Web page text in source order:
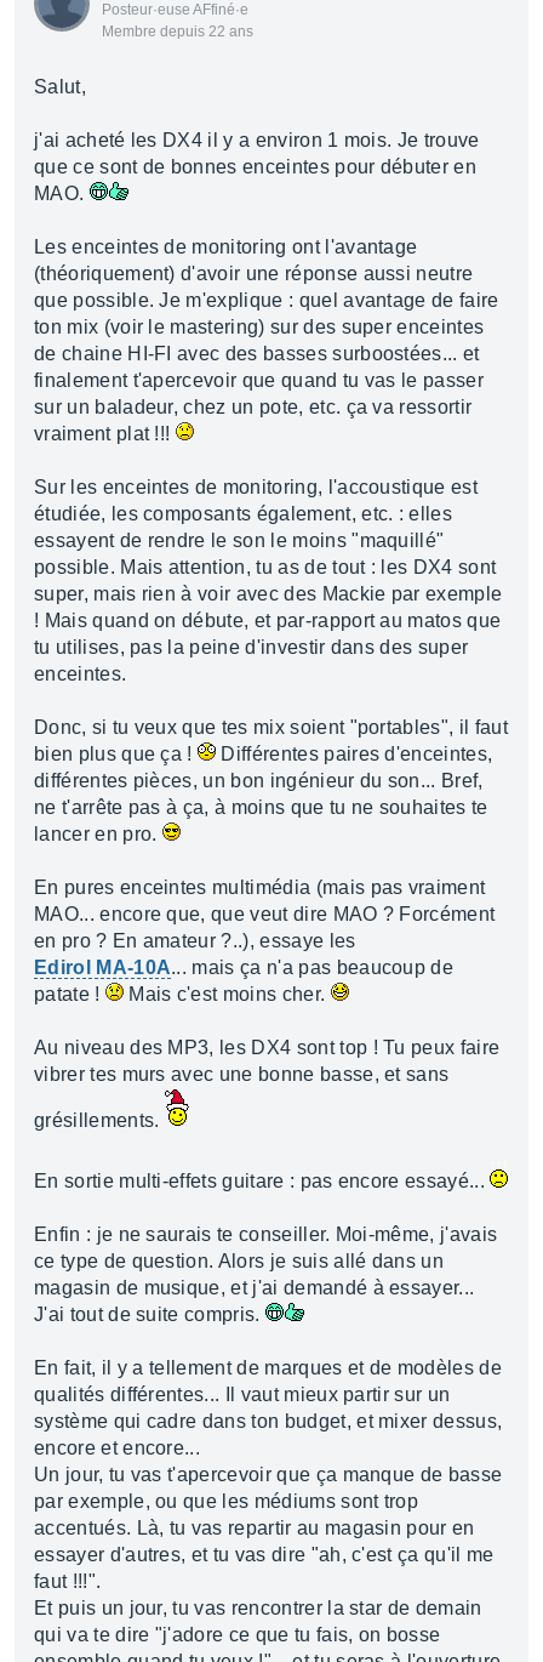
Posteur·euse AFfiné·e
Membre depuis 22 ans
Salut,
j'ai acheté les DX4 il y a environ 1 mois. Je trouve
que ce sont de bonnes enceintes pour débuter en
MAO.
Les enceintes de monitoring ont l'avantage
(théoriquement) d'avoir une réponse aussi neutre
que possible. Je m'explique : quel avantage de faire
ton mix (voir le mastering) sur des super enceintes
de chaine HI-FI avec des basses surboostées... et
finalement t'apercevoir que quand tu vas le passer
sur un baladeur, chez un pote, etc. ça va ressortir
vraiment plat !!!
Sur les enceintes de monitoring, l'accoustique est
étudiée, les composants également, etc. : elles
essayent de rendre le son le moins "maquillé"
possible. Mais attention, tu as de tout : les DX4 sont
super, mais rien à voir avec des Mackie par exemple
! Mais quand on débute, et par-rapport au matos que
tu utilises, pas la peine d'investir dans des super
enceintes.
Donc, si tu veux que tes mix soient "portables", il faut
bien plus que ça !
Différentes paires d'enceintes,
différentes pièces, un bon ingénieur du son... Bref,
ne t'arrête pas à ça, à moins que tu ne souhaites te
lancer en pro.
En pures enceintes multimédia (mais pas vraiment
MAO... encore que, que veut dire MAO ? Forcément
en pro ? En amateur ?..), essaye les
Edirol MA-10A... mais ça n'a pas beaucoup de
patate !
Mais c'est moins cher.
Au niveau des MP3, les DX4 sont top ! Tu peux faire
vibrer tes murs avec une bonne basse, et sans
grésillements.
En sortie multi-effets guitare : pas encore essayé...
Enfin : je ne saurais te conseiller. Moi-même, j'avais
ce type de question. Alors je suis allé dans un
magasin de musique, et j'ai demandé à essayer...
J'ai tout de suite compris.
En fait, il y a tellement de marques et de modèles de
qualités différentes... Il vaut mieux partir sur un
système qui cadre dans ton budget, et mixer dessus,
encore et encore...
Un jour, tu vas t'apercevoir que ça manque de basse
par exemple, ou que les médiums sont trop
accentués. Là, tu vas repartir au magasin pour en
essayer d'autres, et tu vas dire "ah, c'est ça qu'il me
faut !!!".
Et puis un jour, tu vas rencontrer la star de demain
qui va te dire "j'adore ce que tu fais, on bosse